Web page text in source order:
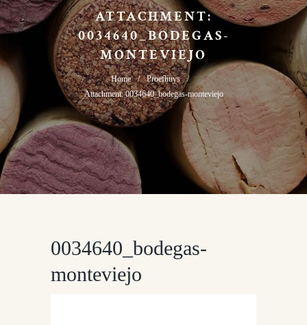
ATTACHMENT:
0034640_BODEGAS-
MONTEVIEJO
Home
Proefhuys
Attachment: 0034640_bodegas-monteviejo
0034640_bodegas-
monteviejo